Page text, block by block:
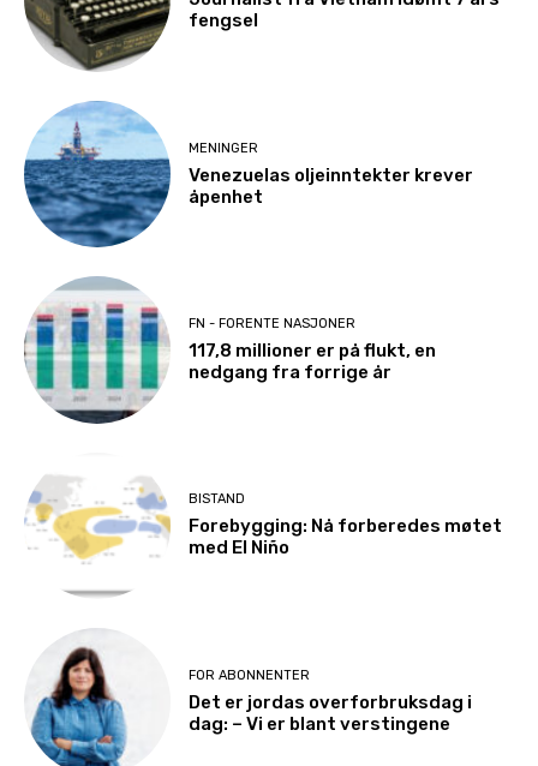
fengsel
MENINGER
Venezuelas oljeinntekter krever
åpenhet
FN - FORENTE NASJONER
117,8 millioner er på flukt, en
nedgang fra forrige år
BISTAND
Forebygging: Nå forberedes møtet
med El Niño
FOR ABONNENTER
Det er jordas overforbruksdag i
dag: – Vi er blant verstingene